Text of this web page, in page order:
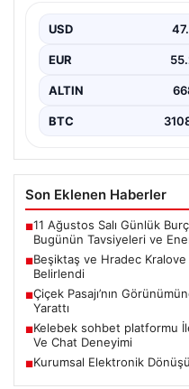
olan UEFA Avrupa Ligi
USD
EUR
ALTIN
BTC
Son Eklenen Haberler
■11 Ağustos Salı Günlük
Bugünün Tavsiyeleri ve
■Beşiktaş ve Hradec
Belirlendi
■Çiçek Pasajı’nın
Yarattı
■Kelebek sohbet platformu
Ve Chat Deneyimi
■Kurumsal Elektronik